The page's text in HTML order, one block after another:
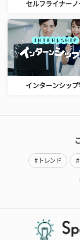
セルフライナーノ
インターンシップ
#トレンド